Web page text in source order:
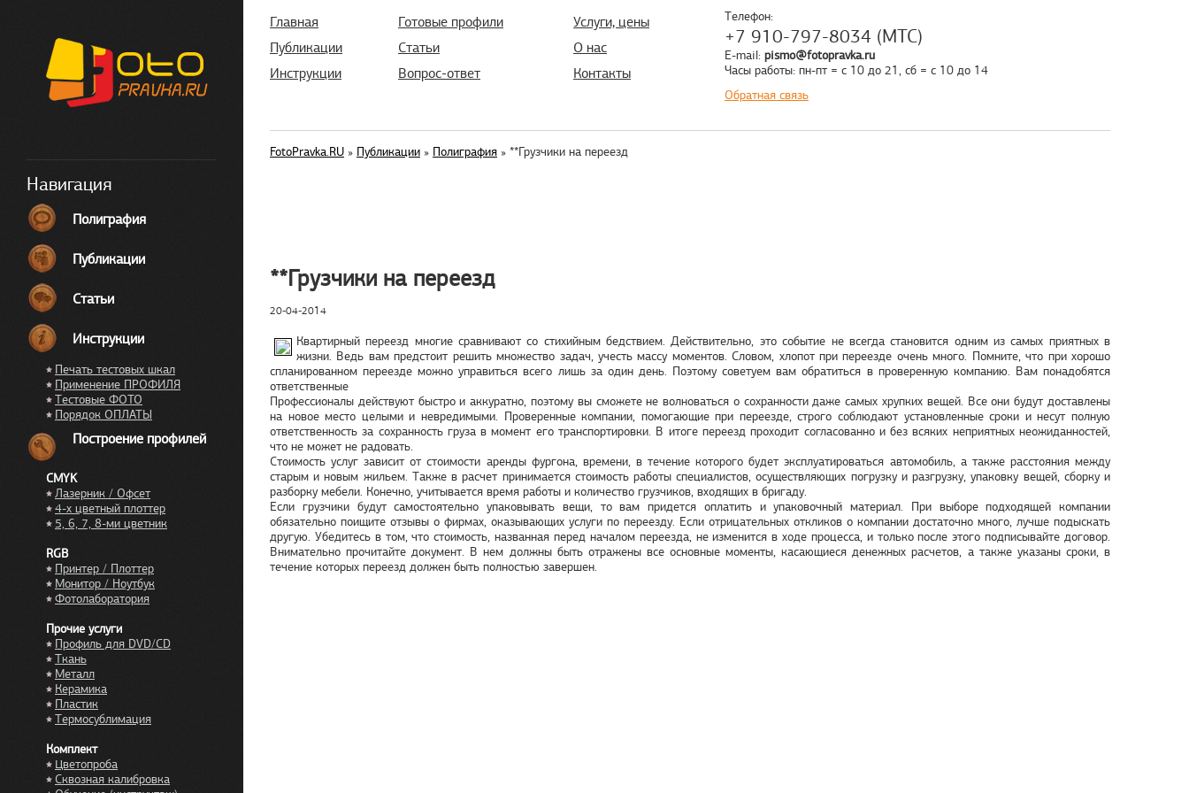
Навигация
Полиграфия
Публикации
Статьи
Инструкции
Печать тестовых шкал
Применение ПРОФИЛЯ
Тестовые ФОТО
Порядок ОПЛАТЫ
Построение профилей
CMYK
Лазерник / Офсет
4-х цветный плоттер
5, 6, 7, 8-ми цветник
RGB
Принтер / Плоттер
Монитор / Ноутбук
Фотолаборатория
Прочие услуги
Профиль для DVD/CD
Ткань
Металл
Керамика
Пластик
Термосублимация
Комплект
Цветопроба
Сквозная калибровка
Главная
Публикации
Инструкции
Готовые профили
Статьи
Вопрос-ответ
Услуги, цены
О нас
Контакты
Телефон:
+7 910-797-8034 (МТС)
E-mail: pismo@fotopravka.ru
Часы работы: пн-пт = с 10 до 21, сб = с 10 до 14
Обратная связь
FotoPravka.RU » Публикации » Полиграфия » **Грузчики на переезд
**Грузчики на переезд
20-04-2014
Квартирный переезд многие сравнивают со стихийным бедствием. Действительно, это событие не всегда становится одним из самых приятных в
жизни. Ведь вам предстоит решить множество задач, учесть массу моментов. Словом, хлопот при переезде очень много. Помните, что при хорошо
спланированном переезде можно управиться всего лишь за один день. Поэтому советуем вам обратиться в проверенную компанию. Вам понадобятся
ответственные
Профессионалы действуют быстро и аккуратно, поэтому вы сможете не волноваться о сохранности даже самых хрупких вещей. Все они будут доставлены
на новое место целыми и невредимыми. Проверенные компании, помогающие при переезде, строго соблюдают установленные сроки и несут полную
ответственность за сохранность груза в момент его транспортировки. В итоге переезд проходит согласованно и без всяких неприятных неожиданностей,
что не может не радовать.
Стоимость услуг зависит от стоимости аренды фургона, времени, в течение которого будет эксплуатироваться автомобиль, а также расстояния между
старым и новым жильем. Также в расчет принимается стоимость работы специалистов, осуществляющих погрузку и разгрузку, упаковку вещей, сборку и
разборку мебели. Конечно, учитывается время работы и количество грузчиков, входящих в бригаду.
Если грузчики будут самостоятельно упаковывать вещи, то вам придется оплатить и упаковочный материал. При выборе подходящей компании
обязательно поищите отзывы о фирмах, оказывающих услуги по переезду. Если отрицательных откликов о компании достаточно много, лучше подыскать
другую. Убедитесь в том, что стоимость, названная перед началом переезда, не изменится в ходе процесса, и только после этого подписывайте договор.
Внимательно прочитайте документ. В нем должны быть отражены все основные моменты, касающиеся денежных расчетов, а также указаны сроки, в
течение которых переезд должен быть полностью завершен.